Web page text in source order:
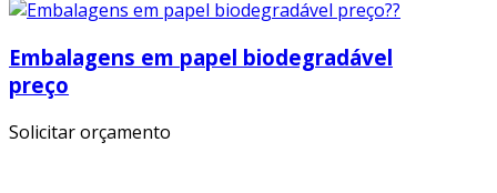
Embalagens em papel biodegradável
preço
Solicitar orçamento